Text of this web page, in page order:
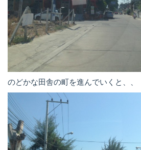
のどかな田舎の町を進んでいくと、、